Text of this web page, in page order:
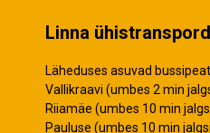
Linna
Läheduses asuvad
Vallikraavi (umbes 2 min
Riiamäe (umbes 10 min
Pauluse (umbes 10 min